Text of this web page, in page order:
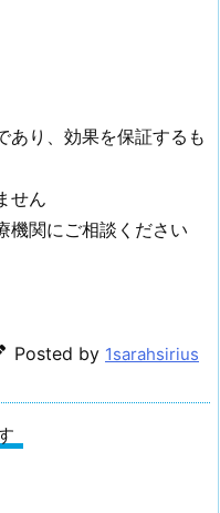
あり、効果を保証するも
せん
機関にご相談ください
Posted by 1sarahsirius